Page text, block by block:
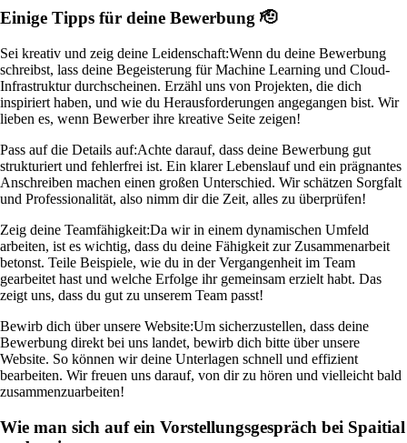
Einige Tipps für deine Bewerbung 🫡
Sei kreativ und zeig deine Leidenschaft:Wenn du deine Bewerbung
schreibst, lass deine Begeisterung für Machine Learning und Cloud-
Infrastruktur durchscheinen. Erzähl uns von Projekten, die dich
inspiriert haben, und wie du Herausforderungen angegangen bist. Wir
lieben es, wenn Bewerber ihre kreative Seite zeigen!
Pass auf die Details auf:Achte darauf, dass deine Bewerbung gut
strukturiert und fehlerfrei ist. Ein klarer Lebenslauf und ein prägnantes
Anschreiben machen einen großen Unterschied. Wir schätzen Sorgfalt
und Professionalität, also nimm dir die Zeit, alles zu überprüfen!
Zeig deine Teamfähigkeit:Da wir in einem dynamischen Umfeld
arbeiten, ist es wichtig, dass du deine Fähigkeit zur Zusammenarbeit
betonst. Teile Beispiele, wie du in der Vergangenheit im Team
gearbeitet hast und welche Erfolge ihr gemeinsam erzielt habt. Das
zeigt uns, dass du gut zu unserem Team passt!
Bewirb dich über unsere Website:Um sicherzustellen, dass deine
Bewerbung direkt bei uns landet, bewirb dich bitte über unsere
Website. So können wir deine Unterlagen schnell und effizient
bearbeiten. Wir freuen uns darauf, von dir zu hören und vielleicht bald
zusammenzuarbeiten!
Wie man sich auf ein Vorstellungsgespräch bei Spaitial